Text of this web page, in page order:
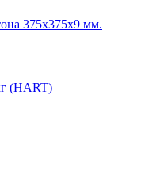
375х375х9 мм.
(HART)